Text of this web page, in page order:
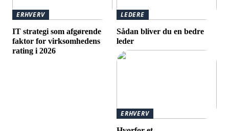
ERHVERV
IT strategi som afgørende
faktor for virksomhedens
rating i 2026
LEDERE
Sådan bliver du en bedre
leder
ERHVERV